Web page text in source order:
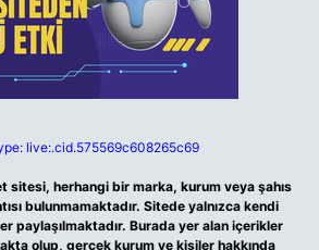
live:.cid.575569c608265c69
sitesi, herhangi bir marka, kurum veya şahıs
bulunmamaktadır. Sitede yalnızca kendi
paylaşılmaktadır. Burada yer alan içerikler
olup, gerçek kurum ve kişiler hakkında